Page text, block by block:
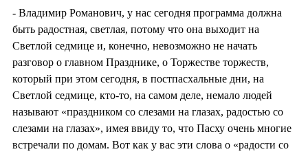
- Владимир Романович, у нас сегодня программа должна
быть радостная, светлая, потому что она выходит на
Светлой седмице и, конечно, невозможно не начать
разговор о главном Празднике, о Торжестве торжеств,
который при этом сегодня, в постпасхальные дни, на
Светлой седмице, кто-то, на самом деле, немало людей
называют «праздником со слезами на глазах, радостью со
слезами на глазах», имея ввиду то, что Пасху очень многие
встречали по домам. Вот как у вас эти слова о «радости со